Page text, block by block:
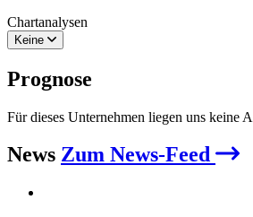
Chartanalysen
Keine
Prognose
Für dieses Unternehmen liegen uns keine
News Zum News-Feed